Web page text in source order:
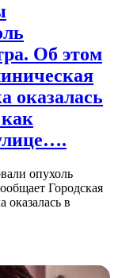
Об этом
оказалась
опухоль
Городская
оказалась в